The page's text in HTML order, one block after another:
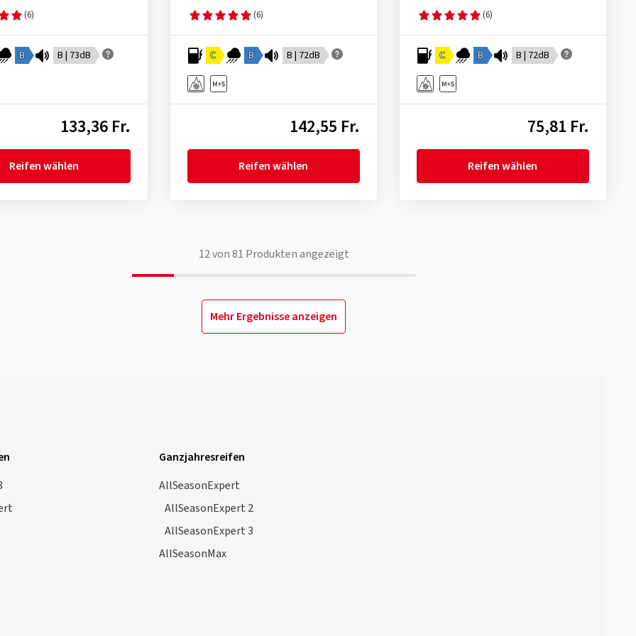
(6)
B B | 73dB
133,36 Fr.
Reifen wählen
(6)
C B B | 72dB
142,55 Fr.
Reifen wählen
(6)
C B B | 72dB
75,81 Fr.
Reifen wählen
12von81 Produkten angezeigt
Mehr Ergebnisse anzeigen
Ganzjahresreifen
AllSeasonExpert
AllSeasonExpert 2
AllSeasonExpert 3
AllSeasonMax